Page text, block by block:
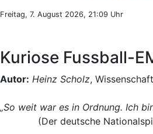
Freitag, 7. August 2026, 21:09 Uhr
Kuriose Fussball-
Autor: Heinz Scholz,
„So weit war es in Ordnung. Ich
(Der deutsche